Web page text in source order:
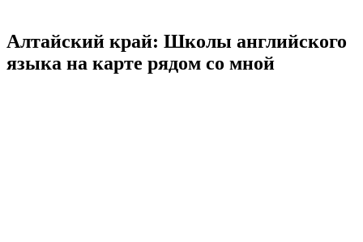
Алтайский край: Школы английского
языка на карте рядом со мной